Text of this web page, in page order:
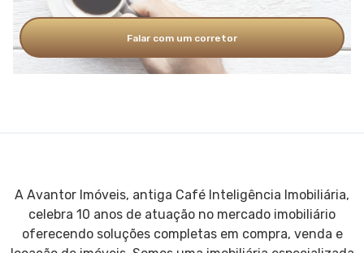
Falar com um corretor
A Avantor Imóveis, antiga Café Inteligência Imobiliária,
celebra 10 anos de atuação no mercado imobiliário
oferecendo soluções completas em compra, venda e